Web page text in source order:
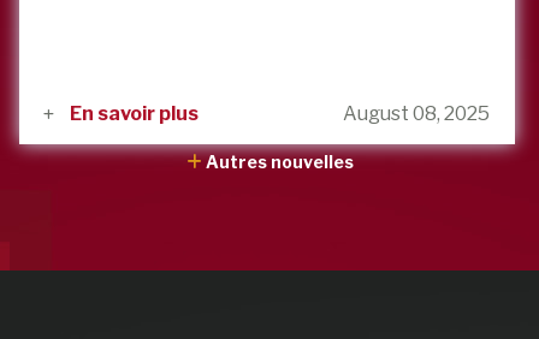
En savoir plus August 08, 2025
Autres nouvelles